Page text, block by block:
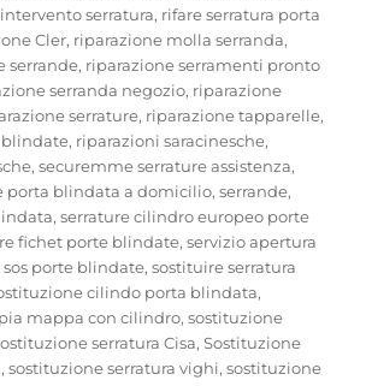
serratura, rifare serratura porta
Cler, riparazione molla serranda,
serrande, riparazione serramenti pronto
serranda negozio, riparazione
serrature, riparazione tapparelle,
blindate, riparazioni saracinesche,
,securemme serrature assistenza,
porta blindata a domicilio,serrande,
,serrature cilindro europeo porte
fichet porte blindate,servizio apertura
sos porte blindate,sostituire serratura
cilindo porta blindata,
mappa con cilindro,sostituzione
serratura Cisa,Sostituzione
,sostituzione serratura vighi,sostituzione